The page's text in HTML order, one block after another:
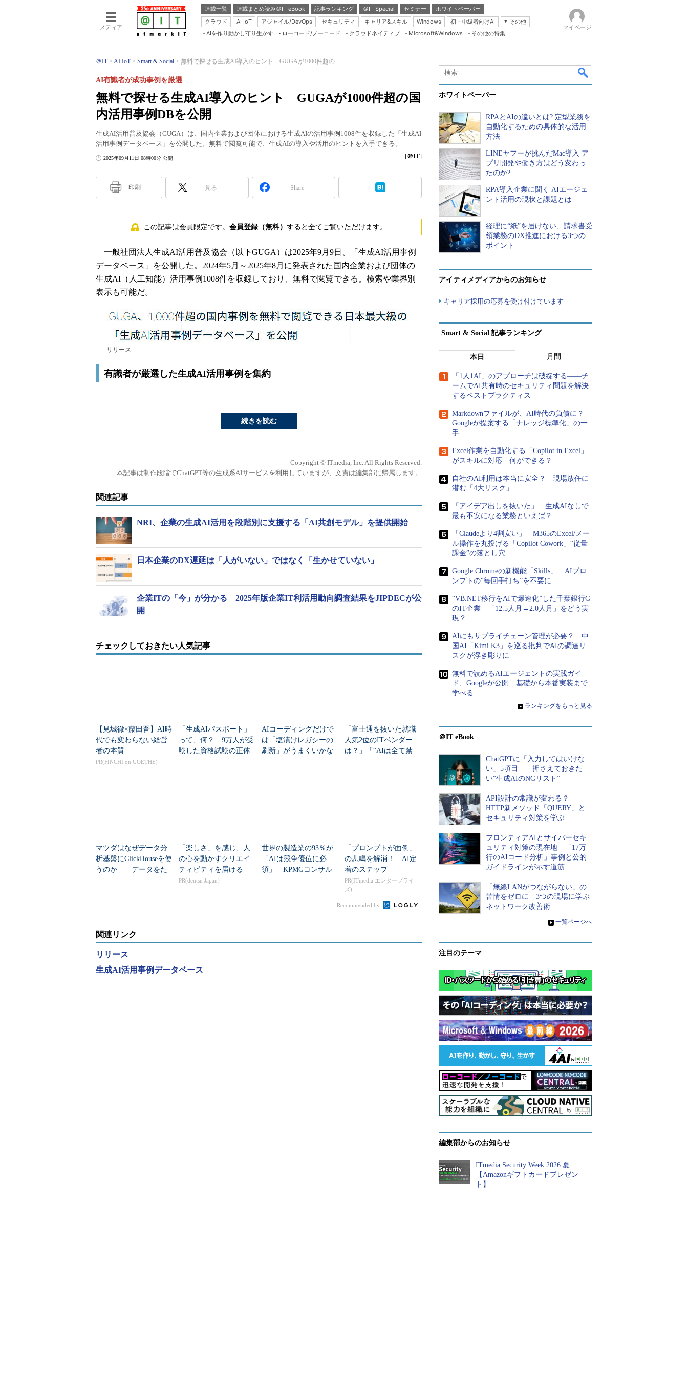
メディア
連載一覧 連載まとめ読み＠IT eBook 記事ランキング ＠IT Special セミナー
ホワイトペーパー
クラウド
AI IoT アジャイル/DevOps セキュリティ キャリア&スキル Windows 初・中級者向けAI
その他
Server & Storage
Java Agile
Database Expert
Linux ＆ OSS
Master of IP Network
Security & Trust
ブログ
AIを作り動かし守り生かす ローコード/ノーコード クラウドネイティブ Microsoft&Windows その他の特集
マイページ
＠IT AI IoT Smart & Social 無料で探せる生成AI導入のヒント GUGAが1000件超の...
無料で探せる生成AI導入のヒント GUGAが1000件超の国
内活用事例DBを公開
AI有識者が成功事例を厳選
生成AI活用普及協会（GUGA）は、国内企業および団体における生成AIの活用事例1008件を収録した「生成AI
活用事例データベース」を公開した。無料で閲覧可能で、生成AIの導入や活用のヒントを入手できる。
2025年09月11日 08時00分 公開 [＠IT]
印刷 見る Share
この記事は会員限定です。 会員登録（無料） すると全てご覧いただけます。
一般社団法人生成AI活用普及協会（以下GUGA）は2025年9月9日、「生成AI活用事例
データベース」を公開した。2024年5月～2025年8月に発表された国内企業および団体の
生成AI（人工知能）活用事例1008件を収録しており、無料で閲覧できる。検索や業界別
表示も可能だ。
リリース
有識者が厳選した生成AI活用事例を集約
続きを読む
Copyright © ITmedia, Inc. All Rights Reserved.
本記事は制作段階でChatGPT等の生成系AIサービスを利用していますが、文責は編集部に帰属します。
関連記事
NRI、企業の生成AI活用を段階別に支援する「AI共創モデル」を提供開始
日本企業のDX遅延は「人がいない」ではなく「生かせていない」
企業ITの「今」が分かる 2025年版企業IT利活用動向調査結果をJIPDECが公
開
チェックしておきたい人気記事
【見城徹×藤田晋】AI時
代でも変わらない経営
者の本質
PR(FINCHI on GOETHE)
「生成AIパスポート」
って、何？ 9万人が受
験した資格試験の正体
AIコーディングだけで
は「塩漬けレガシーの
刷新」がうまくいかな
「富士通を抜いた就職
人気2位のITベンダー
は？」「“AIは全て禁
マツダはなぜデータ分
析基盤にClickHouseを使
うのか――データをた
「楽しさ」を感じ、人
の心を動かすクリエイ
ティビティを届ける
PR(dentsu Japan)
世界の製造業の93％が
「AIは競争優位に必
須」 KPMGコンサル
「プロンプトが面倒」
の悲鳴を解消！ AI定
着のステップ
PR(ITmedia エンタープライ
ズ)
Recommended by
関連リンク
リリース
生成AI活用事例データベース
ホワイトペーパー
RPAとAIの違いとは? 定型業務を
自動化するための具体的な活用
方法
LINEヤフーが挑んだMac導入 ア
プリ開発や働き方はどう変わっ
たのか?
RPA導入企業に聞く AIエージェ
ント活用の現状と課題とは
経理に“紙”を届けない、請求書受
領業務のDX推進における3つの
ポイント
アイティメディアからのお知らせ
キャリア採用の応募を受け付けています
Smart & Social 記事ランキング
本日 月間
「1人1AI」のアプローチは破綻する――チ
ームでAI共有時のセキュリティ問題を解決
するベストプラクティス
Markdownファイルが、AI時代の負債に？
Googleが提案する「ナレッジ標準化」の一
手
Excel作業を自動化する「Copilot in Excel」
がスキルに対応 何ができる？
自社のAI利用は本当に安全？ 現場放任に
潜む「4大リスク」
「アイデア出しを抜いた」 生成AIなしで
最も不安になる業務といえば？
「Claudeより4割安い」 M365のExcel/メー
ル操作を丸投げる「Copilot Cowork」“従量
課金”の落とし穴
Google Chromeの新機能「Skills」 AIプロ
ンプトの“毎回手打ち”を不要に
“VB.NET移行をAIで爆速化”した千葉銀行G
のIT企業 「12.5人月→2.0人月」をどう実
現？
AIにもサプライチェーン管理が必要？ 中
国AI「Kimi K3」を巡る批判でAIの調達リ
スクが浮き彫りに
無料で読めるAIエージェントの実践ガイ
ド、Googleが公開 基礎から本番実装まで
学べる
» ランキングをもっと見る
＠IT eBook
ChatGPTに「入力してはいけな
い」5項目――押さえておきた
い“生成AIのNGリスト”
API設計の常識が変わる？
HTTP新メソッド「QUERY」と
セキュリティ対策を学ぶ
フロンティアAIとサイバーセキ
ュリティ対策の現在地 「17万
行のAIコード分析」事例と公的
ガイドラインが示す道筋
「無線LANがつながらない」の
苦情をゼロに 3つの現場に学ぶ
ネットワーク改善術
» 一覧ページへ
注目のテーマ
編集部からのお知らせ
ITmedia Security Week 2026 夏
【Amazonギフトカードプレゼン
ト】